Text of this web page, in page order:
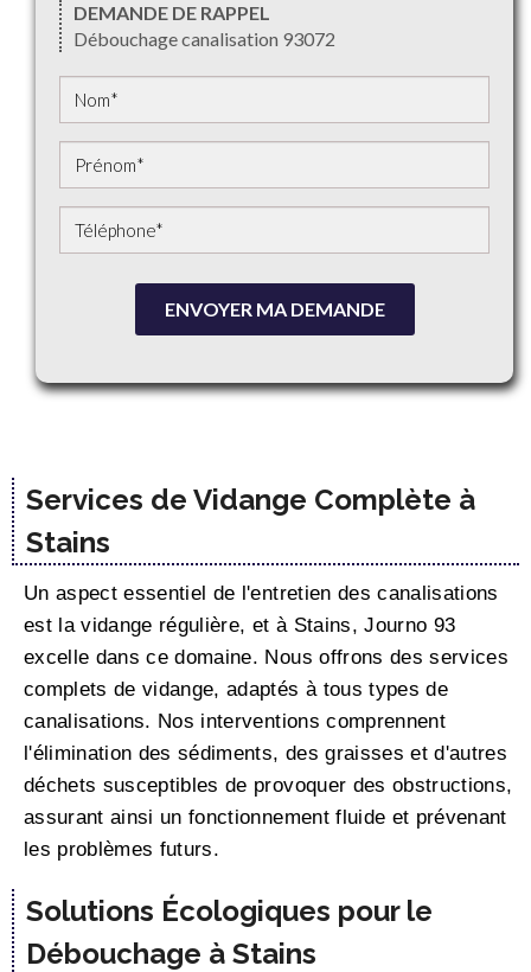
DEMANDE DE RAPPEL
Débouchage canalisation 93072
ENVOYER MA DEMANDE
Services de Vidange Complète à
Stains
Un aspect essentiel de l'entretien des canalisations
est la vidange régulière, et à Stains, Journo 93
excelle dans ce domaine. Nous offrons des services
complets de vidange, adaptés à tous types de
canalisations. Nos interventions comprennent
l'élimination des sédiments, des graisses et d'autres
déchets susceptibles de provoquer des obstructions,
assurant ainsi un fonctionnement fluide et prévenant
les problèmes futurs.
Solutions Écologiques pour le
Débouchage à Stains